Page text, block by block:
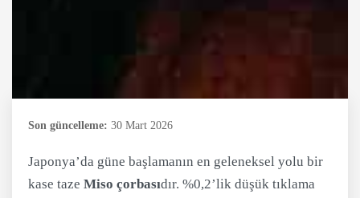
Son güncelleme: 30 Mart 2026
Japonya’da güne başlamanın en geleneksel yolu bir
kase taze Miso çorbasıdır. %0,2’lik düşük tıklama